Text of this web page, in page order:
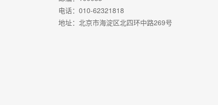
电话：010-62321818
地址：北京市海淀区北四环中路269号